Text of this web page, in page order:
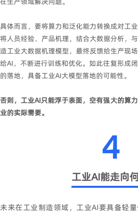
具体而言，要将算力和泛化能力转换成对工
将人员经验、产品机理，结合大数据分析，
造工业大数据机理模型，最终反馈给生产现
给AI，不断进行训练和优化。如此往复形成
的落地，具备工业AI大模型落地的可能性。
否则，工业AI只能浮于表面，空有强大的算
业的实际需要。
4
工业AI能走向
未来在工业制造领域，工业AI要具备轻